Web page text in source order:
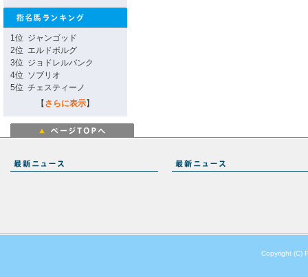
1位 ジャンゴッド
2位 エルドボルグ
3位 ジョドレルバンク
4位 ソブリオ
5位 チェスティーノ
【 さらに表示】
Copyright (C)